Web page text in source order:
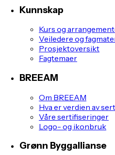
Kunnskap
Kurs og
Veiledere og
Prosjektoversikt
Fagtemaer
BREEAM
Om BREEAM
Hva er verdien av
Våre sertifiseringer
Logo- og ikonbruk
Grønn Byggallianse